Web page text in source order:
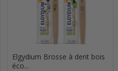
Elgydium Brosse à dent bois
éco...